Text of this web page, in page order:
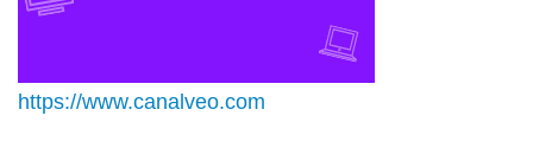
https://www.canalveo.com